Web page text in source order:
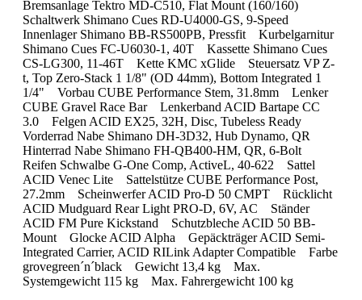
Bremsanlage Tektro MD-C510, Flat Mount (160/160)
Schaltwerk Shimano Cues RD-U4000-GS, 9-Speed
Innenlager Shimano BB-RS500PB, Pressfit Kurbelgarnitur
Shimano Cues FC-U6030-1, 40T Kassette Shimano Cues
CS-LG300, 11-46T Kette KMC xGlide Steuersatz VP Z-
t, Top Zero-Stack 1 1/8" (OD 44mm), Bottom Integrated 1
1/4" Vorbau CUBE Performance Stem, 31.8mm Lenker
CUBE Gravel Race Bar Lenkerband ACID Bartape CC
3.0 Felgen ACID EX25, 32H, Disc, Tubeless Ready
Vorderrad Nabe Shimano DH-3D32, Hub Dynamo, QR
Hinterrad Nabe Shimano FH-QB400-HM, QR, 6-Bolt
Reifen Schwalbe G-One Comp, ActiveL, 40-622 Sattel
ACID Venec Lite Sattelstütze CUBE Performance Post,
27.2mm Scheinwerfer ACID Pro-D 50 CMPT Rücklicht
ACID Mudguard Rear Light PRO-D, 6V, AC Ständer
ACID FM Pure Kickstand Schutzbleche ACID 50 BB-
Mount Glocke ACID Alpha Gepäckträger ACID Semi-
Integrated Carrier, ACID RILink Adapter Compatible Farbe
grovegreen´n´black Gewicht 13,4 kg Max.
Systemgewicht 115 kg Max. Fahrergewicht 100 kg